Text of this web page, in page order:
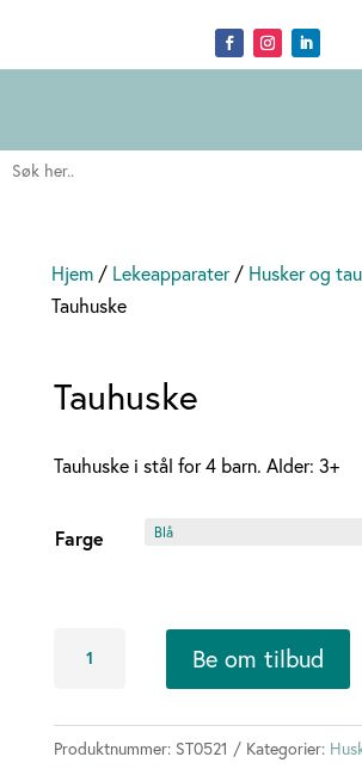
Search
for:
Hjem/ Lekeapparater/ Husker og
Tauhuske
Tauhuske
Tauhuske i stål for 4 barn. Alder: 3+
Farge
Be om tilbud
Produktnummer: ST0521 Kategorier: